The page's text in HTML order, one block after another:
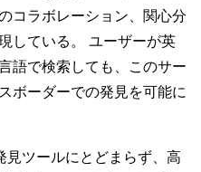
コラボレーション、関心分
している。 ユーザーが英
語で検索しても、このサー
ボーダーでの発見を可能に
ツールにとどまらず、高